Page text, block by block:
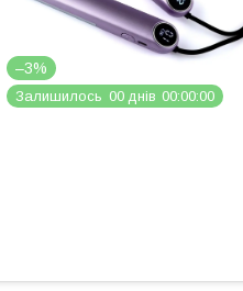
–3%
Залишилось 00 днів 00 00 00